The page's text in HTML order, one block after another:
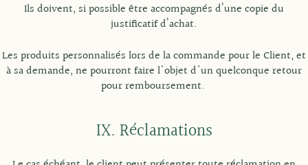
Ils doivent, si possible être accompagnés d’une copie du
justificatif d’achat.
Les produits personnalisés lors de la commande pour le Client, et
à sa demande, ne pourront faire l'objet d'un quelconque retour
pour remboursement.
IX. Réclamations